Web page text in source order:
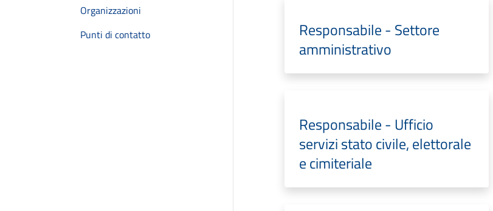
Organizzazioni
Punti di contatto
Responsabile - Settore
amministrativo
Responsabile - Ufficio
servizi stato civile, elettorale
e cimiteriale